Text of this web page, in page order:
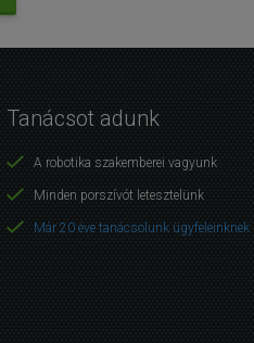
Tanácsot adunk
A robotika szakemberei vagyunk
Minden porszívót letesztelünk
Már 20 éve tanácsolunk ügyfeleinknek